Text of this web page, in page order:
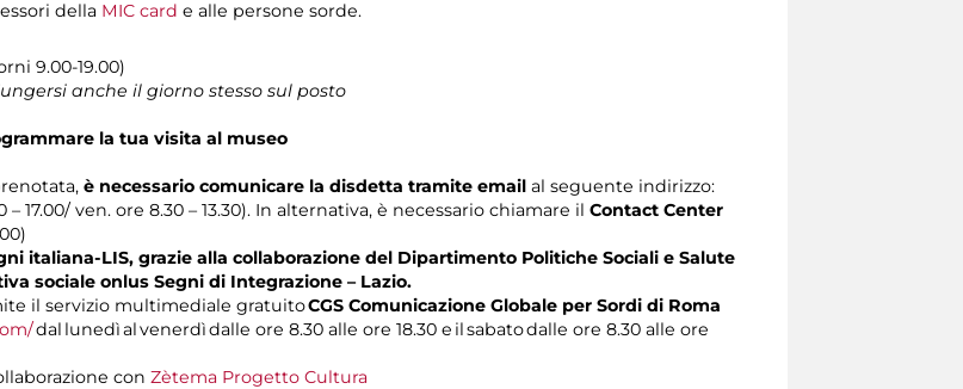
della MIC card e alle persone sorde.
9.00-19.00)
anche il giorno stesso sul posto
la tua visita al museo
è necessario comunicare la disdetta tramite email al seguente indirizzo:
17.00/ ven. ore 8.30 – 13.30). In alternativa, è necessario chiamare il Contact Center
italiana-LIS, grazie alla collaborazione del Dipartimento Politiche Sociali e Salute
sociale onlus Segni di Integrazione – Lazio.
il servizio multimediale gratuitoCGS Comunicazione Globale per Sordi di Roma
dal lunedì al venerdì dalle ore 8.30 alle ore 18.30 e il sabato dalle ore 8.30 alle ore
con Zètema Progetto Cultura